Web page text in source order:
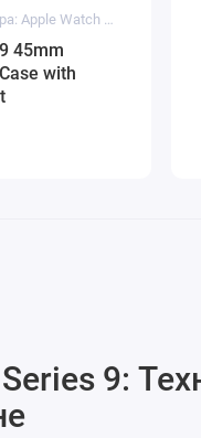
Код товара: Apple Watch Series 9 45mm Midnight Aluminum Case
45mm
with
9: